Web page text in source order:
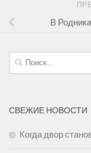
В
Найти:
СВЕЖИЕ НОВОСТИ
Когда двор